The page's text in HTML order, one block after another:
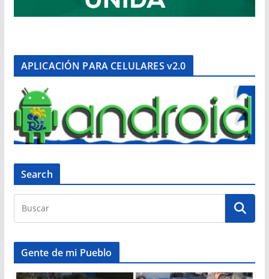
APLICACIÓN PARA CELULARES v2.0
Search
Gente de mi Pueblo